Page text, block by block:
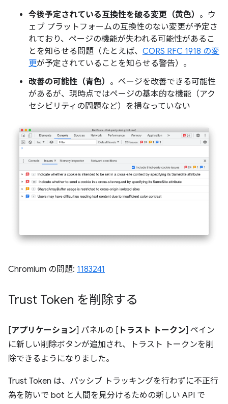
今後予定されている互換性を破る変更（黄色） 。ウ
ェブ プラットフォームの互換性のない変更が予定さ
れており、ページの機能が失われる可能性があるこ
とを知らせる問題（たとえば、 CORS RFC 1918 の変
更が予定されていることを知らせる警告）。
改善の可能性（青色） 。ページを改善できる可能性
があるが、現時点ではページの基本的な機能（アク
セシビリティの問題など）を損なっていない
Chromium の問題: 1183241
Trust Token を削除する
[アプリケーション] パネルの [ トラスト トークン] ペイン
に新しい削除ボタンが追加され、トラスト トークンを削
除できるようになりました。
Trust Token は、パッシブ トラッキングを行わずに不正行
為を防いで bot と人間を見分けるための新しい API で